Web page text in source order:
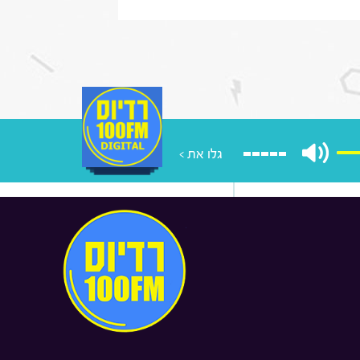
פניות המתמחים במועצה
הר"י; עורכת דין מאיה ויסמן,
בעלת משרד בוטיק לדיני משפחה
נדבר גם עם אמיר קירש,
חבר סגל בכיר בבית הספר למדעי
ובינה מלאכותית במכללה
מוסיקאי ויוצר; משה בר-חיים מנכ"ל
האגודה למלחמה בסרטן; אפרת
שטינלאוף, המנהלת האמנותית של
תיאטרון "נא לגעת"; ד"ר ענת הוכברג
מרום, ייעוץ גיאו-אסטרטגי וניהול
גלו את >